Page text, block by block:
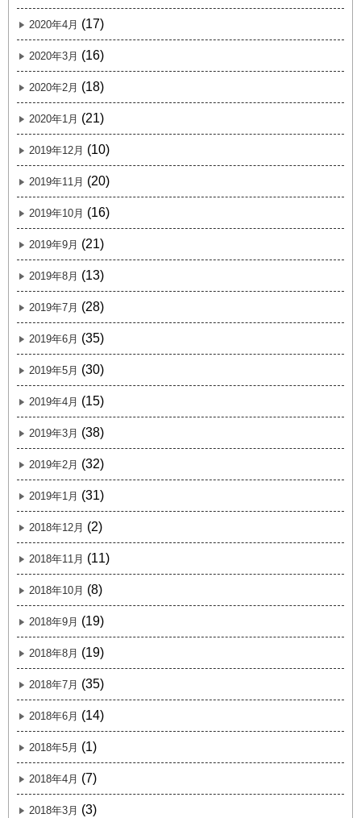
2020年4月 (17)
2020年3月 (16)
2020年2月 (18)
2020年1月 (21)
2019年12月 (10)
2019年11月 (20)
2019年10月 (16)
2019年9月 (21)
2019年8月 (13)
2019年7月 (28)
2019年6月 (35)
2019年5月 (30)
2019年4月 (15)
2019年3月 (38)
2019年2月 (32)
2019年1月 (31)
2018年12月 (2)
2018年11月 (11)
2018年10月 (8)
2018年9月 (19)
2018年8月 (19)
2018年7月 (35)
2018年6月 (14)
2018年5月 (1)
2018年4月 (7)
2018年3月 (3)